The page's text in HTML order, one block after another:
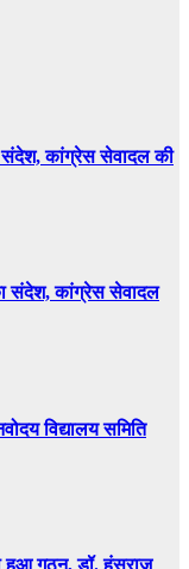
संदेश, कांग्रेस सेवादल की
संदेश, कांग्रेस सेवादल
विद्यालय समिति